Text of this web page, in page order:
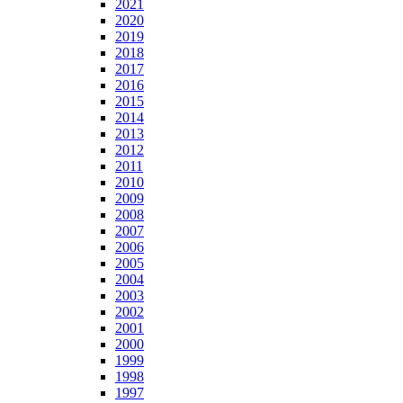
2021
2020
2019
2018
2017
2016
2015
2014
2013
2012
2011
2010
2009
2008
2007
2006
2005
2004
2003
2002
2001
2000
1999
1998
1997